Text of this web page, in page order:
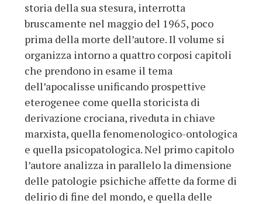
storia della sua stesura, interrotta
bruscamente nel maggio del 1965, poco
prima della morte dell’autore. Il volume si
organizza intorno a quattro corposi capitoli
che prendono in esame il tema
dell’apocalisse unificando prospettive
eterogenee come quella storicista di
derivazione crociana, riveduta in chiave
marxista, quella fenomenologico-ontologica
e quella psicopatologica. Nel primo capitolo
l’autore analizza in parallelo la dimensione
delle patologie psichiche affette da forme di
delirio di fine del mondo, e quella delle